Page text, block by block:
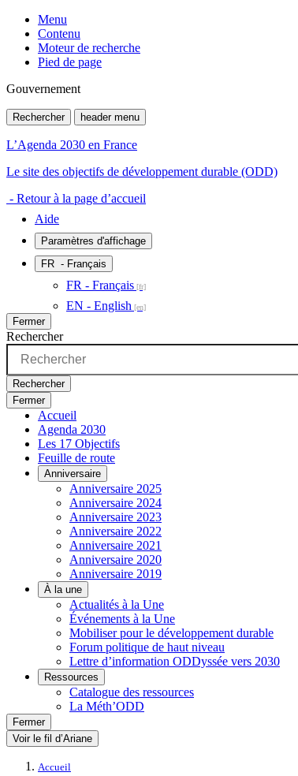
Menu
Contenu
Moteur de recherche
Pied de page
Gouvernement
Rechercher header menu
L’Agenda 2030 en France
Le site des objectifs de développement durable (ODD)
- Retour à la page d’accueil
Aide
Paramètres d'affichage
FR - Français
FR - Français
EN - English
Fermer
Rechercher
Rechercher
Fermer
Accueil
Agenda 2030
Les 17 Objectifs
Feuille de route
Anniversaire
Anniversaire 2025
Anniversaire 2024
Anniversaire 2023
Anniversaire 2022
Anniversaire 2021
Anniversaire 2020
Anniversaire 2019
À la une
Actualités à la Une
Événements à la Une
Mobiliser pour le développement durable
Forum politique de haut niveau
Lettre d’information ODDyssée vers 2030
Ressources
Catalogue des ressources
La Méth’ODD
Fermer
Voir le fil d’Ariane
Accueil